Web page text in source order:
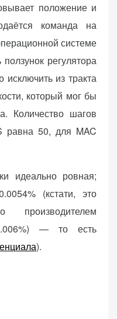
положение и
команда на
системе
регулятора
из тракта
который мог бы
Количество шагов
равна 50, для MAC
идеально ровная;
(кстати, это
— то есть
).